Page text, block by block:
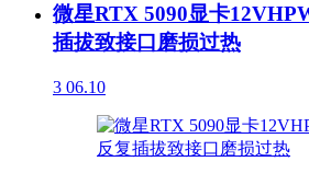
微星RTX 5090显卡
插拔致接口磨损过热
3 06.10